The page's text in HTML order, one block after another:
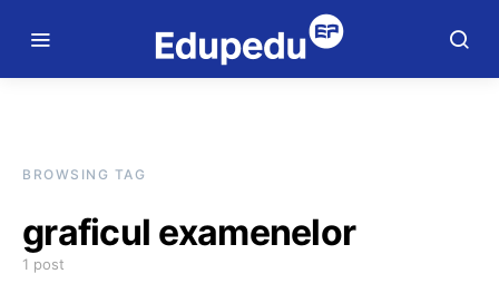
BROWSING TAG
graficul examenelor
1 post